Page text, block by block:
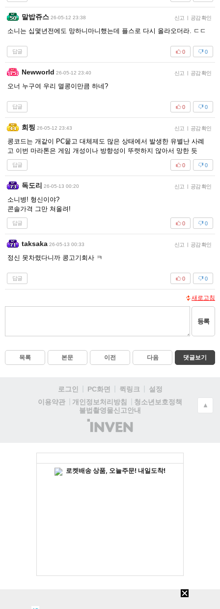
말밥쥬스 26-05-12 23:38 신고 | 공감 확인
소니는 십몇년전에도 망하니마니했는데 플스로 다시 올라오더라. ㄷㄷ
답글 0
0
Newworld 26-05-12 23:40 신고 | 공감 확인
오너 누구여 우리 멸콩이만큼 하네?
답글 0
0
희찡 26-05-12 23:43 신고 | 공감 확인
콩코드는 개같이 PC뭍고 대체제도 많은 상태에서 발생한 유별난 사례
고 이번 마라톤은 게임 개성이나 방향성이 뚜렷하지 않아서 망한 듯
답글 0
0
독도리 26-05-13 00:20 신고 | 공감 확인
소니병! 형신이야?
콘솔가격 그만 쳐올려!
답글 0
0
taksaka 26-05-13 00:33 신고 | 공감 확인
정신 못차렸다니까 콩고기회사 ㅋ
답글 0
0
새로고침
등록
목록 본문 이전 다음 댓글보기
로그인 PC화면 퀵링크
설정
이용약관
개인정보처리방침
청소년보호정책
불법촬영물신고안내
(주)
인
▲